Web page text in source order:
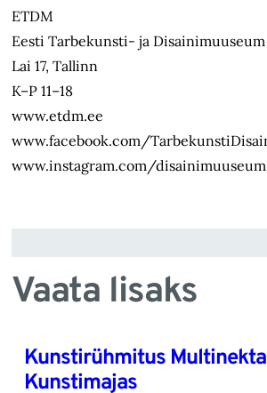
ETDM
Eesti Tarbekunsti- ja Disainimuuseum
Lai 17, Tallinn
K–P 11–18
www.etdm.ee
www.facebook.com/
www.instagram.com/disainimuuseum
Vaata lisaks
Kunstirühmitus
Kunstimajas